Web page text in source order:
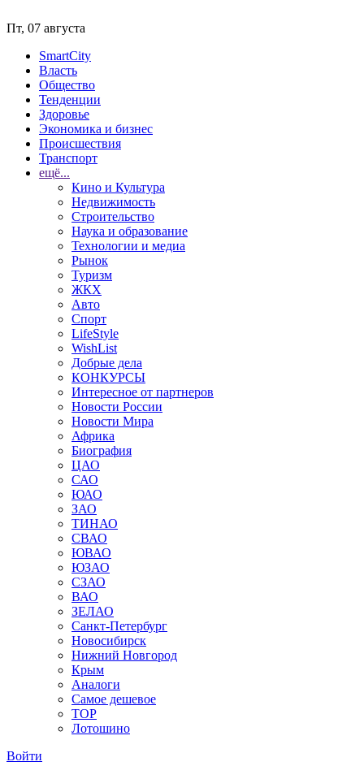
Пт, 07 августа
SmartCity
Власть
Общество
Тенденции
Здоровье
Экономика и бизнес
Происшествия
Транспорт
ещё...
Кино и Культура
Недвижимость
Строительство
Наука и образование
Технологии и медиа
Рынок
Туризм
ЖКХ
Авто
Спорт
LifeStyle
WishList
Добрые дела
КОНКУРСЫ
Интересное от партнеров
Новости России
Новости Мира
Африка
Биография
ЦАО
САО
ЮАО
ЗАО
ТИНАО
СВАО
ЮВАО
ЮЗАО
СЗАО
ВАО
ЗЕЛАО
Санкт-Петербург
Новосибирск
Нижний Новгород
Крым
Аналоги
Самое дешевое
TOP
Лотошино
Войти